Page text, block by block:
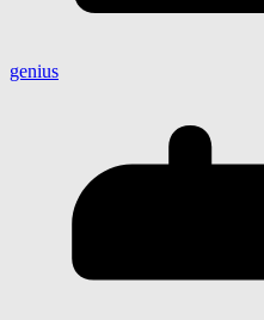
genius